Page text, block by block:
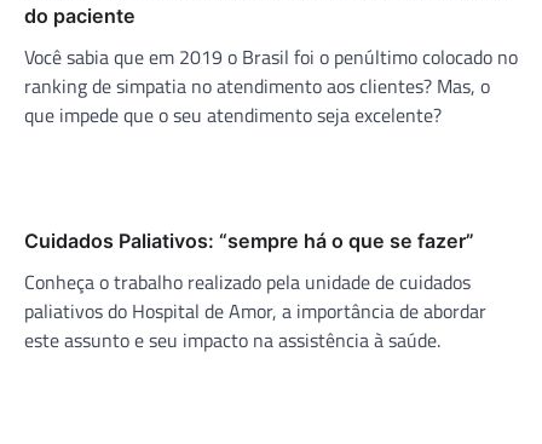
do paciente
Você sabia que em 2019 o Brasil foi o penúltimo colocado no
ranking de simpatia no atendimento aos clientes? Mas, o
que impede que o seu atendimento seja excelente?
Cuidados Paliativos: “sempre há o que se fazer”
Conheça o trabalho realizado pela unidade de cuidados
paliativos do Hospital de Amor, a importância de abordar
este assunto e seu impacto na assistência à saúde.